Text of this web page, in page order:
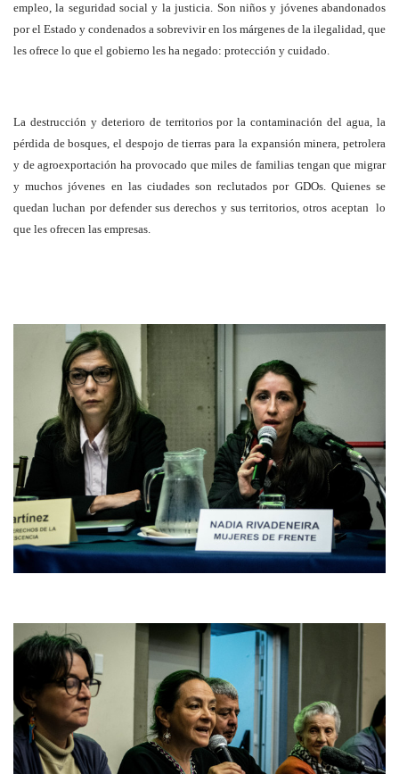
empleo, la seguridad social y la justicia. Son niños y jóvenes abandonados
por el Estado y condenados a sobrevivir en los márgenes de la ilegalidad, que
les ofrece lo que el gobierno les ha negado: protección y cuidado.
La destrucción y deterioro de territorios por la contaminación del agua, la
pérdida de bosques, el despojo de tierras para la expansión minera, petrolera
y de agroexportación ha provocado que miles de familias tengan que migrar
y muchos jóvenes en las ciudades son reclutados por GDOs. Quienes se
quedan luchan por defender sus derechos y sus territorios, otros aceptan lo
que les ofrecen las empresas.